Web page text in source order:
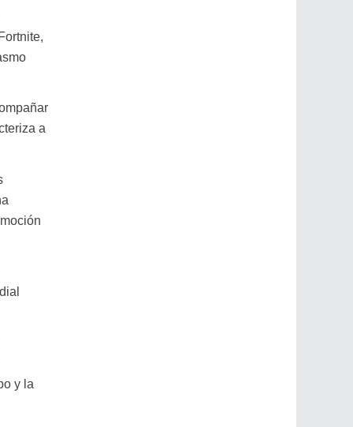
a
y la